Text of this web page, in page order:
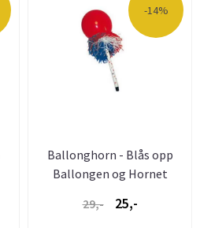
-14%
Ballonghorn - Blås opp
Ballongen og Hornet
29,- 25,-